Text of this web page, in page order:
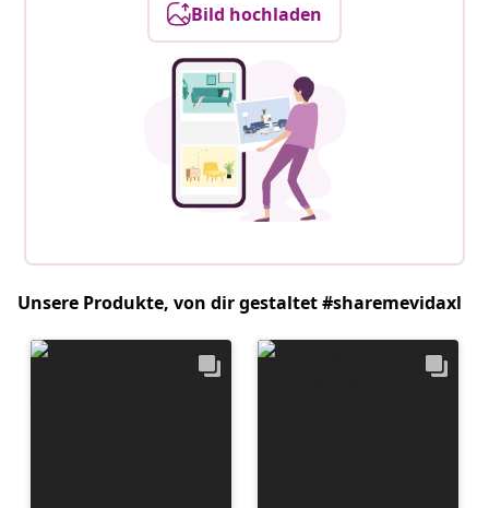
Bild hochladen
Unsere Produkte, von dir gestaltet #sharemevidaxl